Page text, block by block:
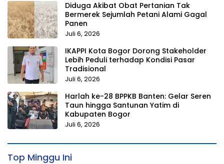
Diduga Akibat Obat Pertanian Tak
Bermerek Sejumlah Petani Alami Gagal
Panen
Juli 6, 2026
IKAPPI Kota Bogor Dorong Stakeholder
Lebih Peduli terhadap Kondisi Pasar
Tradisional
Juli 6, 2026
Harlah ke-28 BPPKB Banten: Gelar Seren
Taun hingga Santunan Yatim di
Kabupaten Bogor
Juli 6, 2026
Top Minggu Ini